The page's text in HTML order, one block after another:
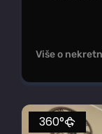
Više o
360°